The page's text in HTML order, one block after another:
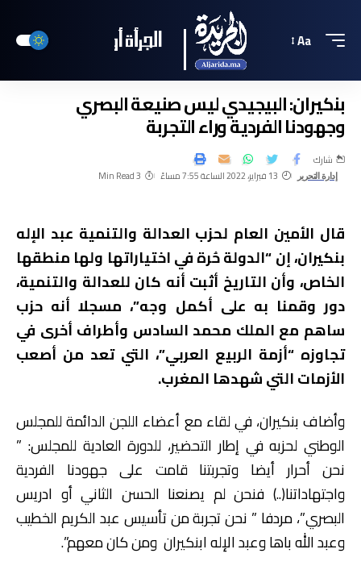
Aa
بنكيران: البيجيدي ليس صنيعة البصري
وجهودنا الفردية وراء التجربة
إدارة التحرير 13 فبراير، 2022 الساعة 7:55 مساءً 3 Min Read
شارك
قال الأمين العام لحزب العدالة والتنمية عبد الإله
بنكيران، إن “الدولة حُرة في اختياراتها ولها منطقها
الخاص، وأن التاريخ أثبت أنه كان للعدالة والتنمية،
دور وقمنا به على أكمل وجه”، مسجلا أنه حزب
ساهم مع الملك محمد السادس وأطراف أخرى في
تجاوزه “أزمة الربيع العربي”، التي تعد من أصعب
الأزمات التي شهدها المغرب.
وأضاف بنكيران، في لقاء مع أعضاء اللجن الدائمة للمجلس
الوطني لحزبه في إطار التحضير، للدورة العادية للمجلس: ”
نحن أحرار أيضا وتجربتنا قامت على جهودنا الفردية
واجتهاداتنا(..) فنحن لم يصنعنا الحسن الثاني أو ادريس
البصري”، مردفا ” نحن تجربة من تأسيس عبد الكريم الخطيب
وعبد الله باها وعبد الإله ابنكيران ومن كان معهم”.